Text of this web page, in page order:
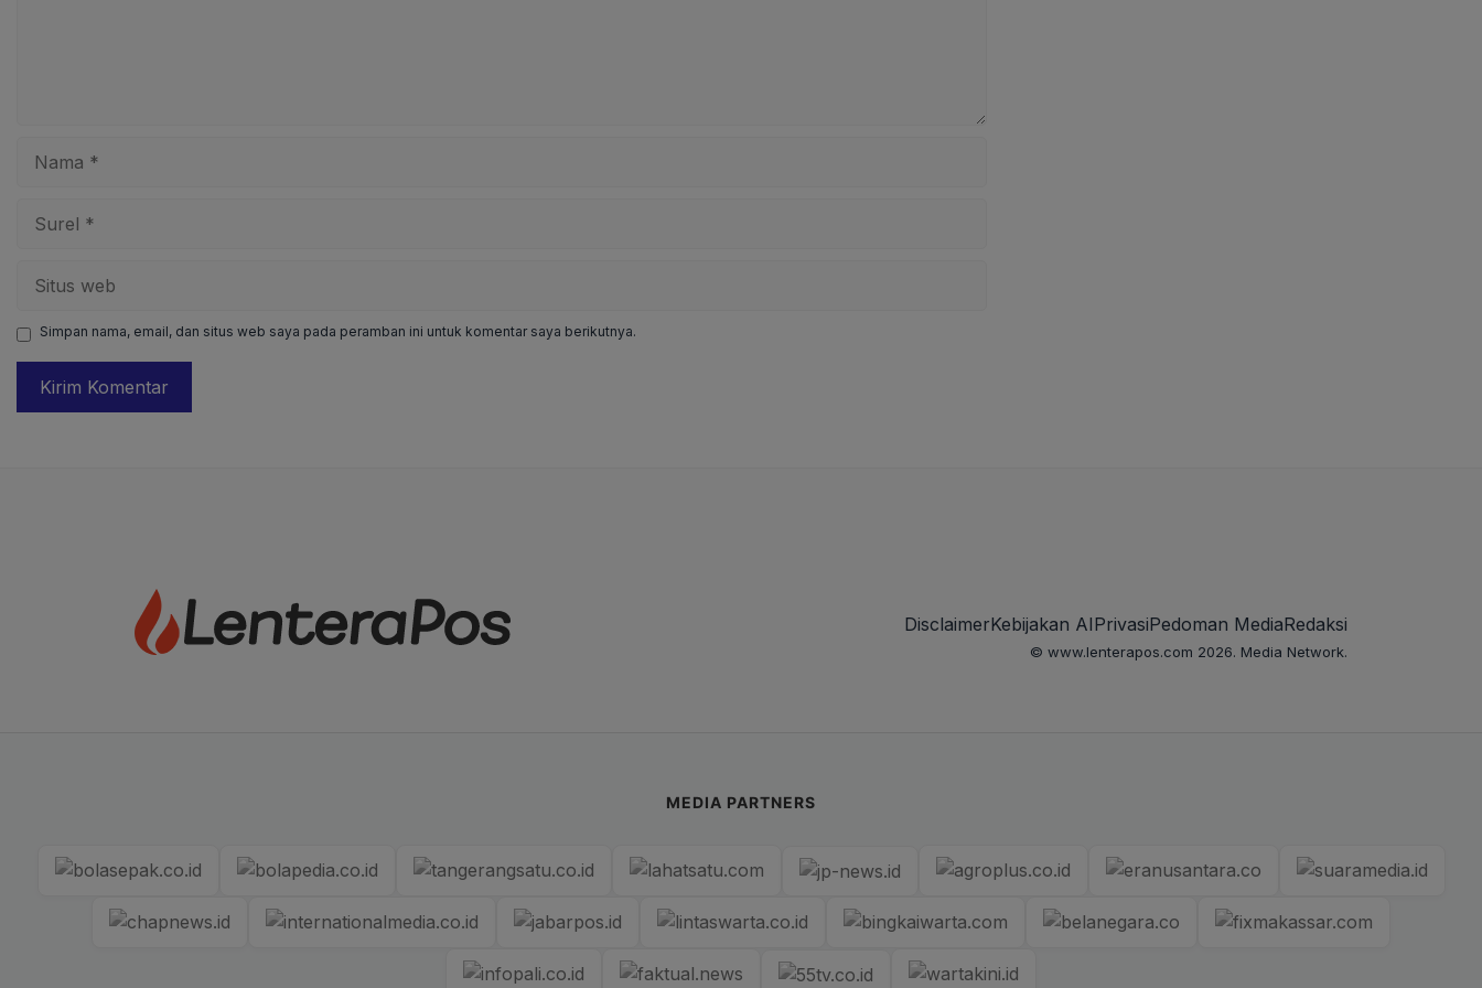
web
Simpan nama, email, dan situs web saya pada peramban ini untuk komentar saya berikutnya.
DisclaimerKebijakan AIPrivasiPedoman MediaRedaksi
© www.lenterapos.com 2026. Media Network.
MEDIA PARTNERS